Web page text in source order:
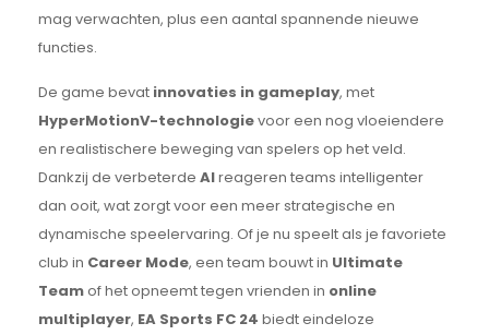
mag verwachten, plus een aantal spannende nieuwe
functies.
De game bevat innovaties in gameplay, met
HyperMotionV-technologievoor een nog vloeiendere
en realistischere beweging van spelers op het veld.
Dankzij de verbeterde AIreageren teams intelligenter
dan ooit, wat zorgt voor een meer strategische en
dynamische speelervaring. Of je nu speelt als je favoriete
club in Career Mode, een team bouwt in Ultimate
Teamof het opneemt tegen vrienden in online
multiplayer, EA Sports FC 24 biedt eindeloze